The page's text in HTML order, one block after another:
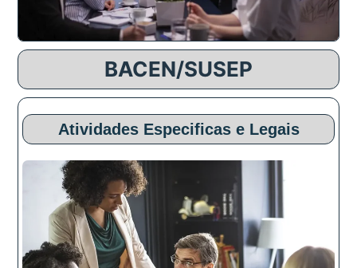
BACEN/SUSEP
Atividades Especificas e Legais